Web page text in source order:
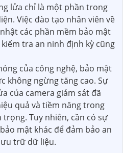
lửa chỉ là một phần trong
Việc đào tạo nhân viên về
các phần mềm bảo mật
tra an ninh định kỳ cũng
của công nghệ, bảo mật
không ngừng tăng cao. Sự
của camera giám sát đã
quả và tiềm năng trong
Tuy nhiên, cần có sự
mật khác để đảm bảo an
trữ dữ liệu.